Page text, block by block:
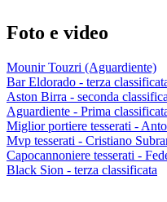
Foto e video
Mounir Touzri (Aguardiente)
Bar Eldorado - terza
Aston Birra - seconda
Aguardiente - Prima
Miglior portiere tesserati -
Mvp tesserati - Cristiano
Capocannoniere tesserati -
Black Sion - terza classificata